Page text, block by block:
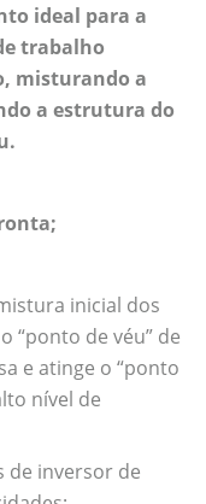
ideal para a
trabalho
misturando a
a estrutura do
inicial dos
“ponto de véu” de
e atinge o “ponto
nível de
de inversor de